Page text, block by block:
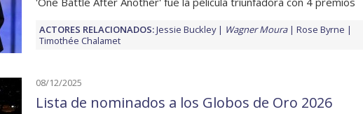
ACTORES RELACIONADOS:Jessie Buckley Wagner Moura
Rose Byrne
Timothée Chalamet
08/12/2025
Lista de nominados a los Globos de Oro 2026